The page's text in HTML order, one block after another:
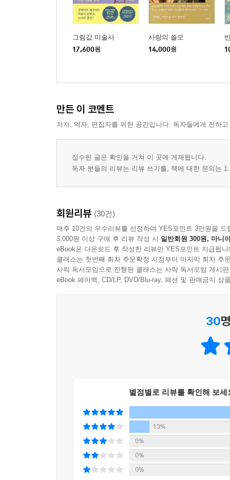
그림값 미술사
17,600원
사랑의 쓸모
14,000원
만든 이 코멘트
저자, 역자, 편집자를 위한 공간입니다. 독자들에게 전하
접수된 글은 확인을 거쳐 이 곳에 게재됩니다.
독자 분들의 리뷰는 리뷰 쓰기를, 책에 대한 문의는
회원리뷰 (30건)
매주 10건의 우수리뷰를 선정하여 YES포인트 3만원을 드
3,000원 이상 구매 후 리뷰 작성 시 일반회원 300원, 마니
eBook은 다운로드 후 작성한 리뷰만 YES포인트 지급됩니
클래스는 첫번째 회차 주문확정 시점부터 마지막 회차 주
사락 독서모임으로 진행된 클래스는 사락 독서모임 게시
eBook 페이백, CD/LP, DVD/Blu-ray, 패션 및 판매금지 상
30
별점별로 리뷰를 확인해 보세
13%
0%
0%
0%